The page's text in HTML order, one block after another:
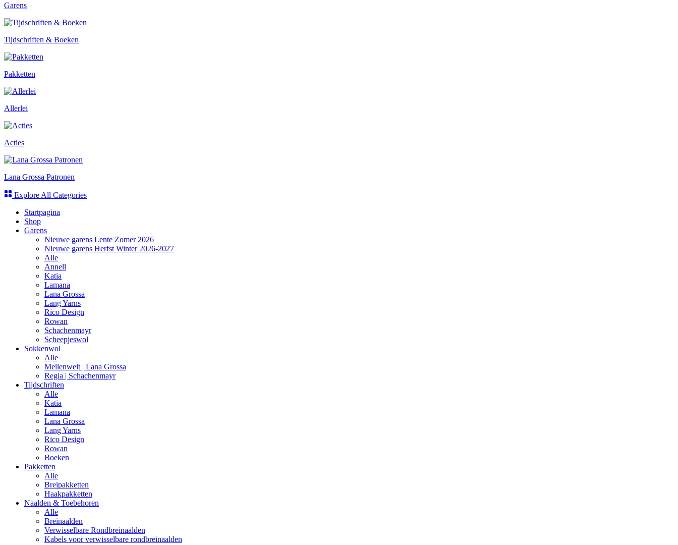
Garens
Tijdschriften & Boeken
Pakketten
Allerlei
Acties
Lana Grossa Patronen
Explore All Categories
Startpagina
Shop
Garens
Nieuwe garens Lente Zomer 2026
Nieuwe garens Herfst Winter 2026-2027
Alle
Annell
Katia
Lamana
Lana Grossa
Lang Yarns
Rico Design
Rowan
Schachenmayr
Scheepjeswol
Sokkenwol
Alle
Meilenweit | Lana Grossa
Regia | Schachenmayr
Tijdschriften
Alle
Katia
Lamana
Lana Grossa
Lang Yarns
Rico Design
Rowan
Boeken
Pakketten
Alle
Breipakketten
Haakpakketten
Naalden & Toebehoren
Alle
Breinaalden
Verwisselbare Rondbreinaalden
Kabels voor verwisselbare rondbreinaalden